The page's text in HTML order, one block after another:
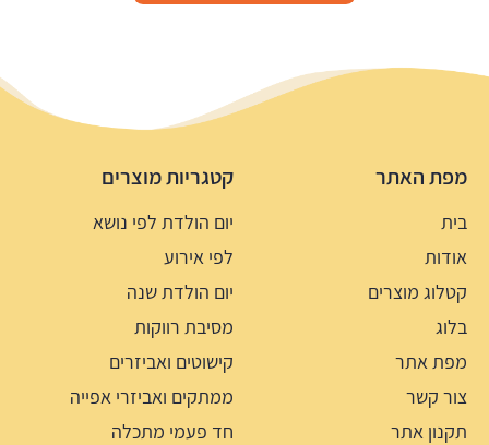
מפת האתר
בית
אודות
קטלוג מוצרים
בלוג
מפת אתר
צור קשר
תקנון אתר
קטגריות מוצרים
יום הולדת לפי נושא
לפי אירוע
יום הולדת שנה
מסיבת רווקות
קישוטים ואביזרים
ממתקים ואביזרי אפייה
חד פעמי מתכלה